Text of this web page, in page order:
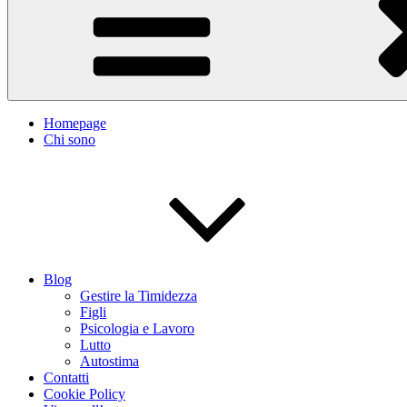
Homepage
Chi sono
Blog
Gestire la Timidezza
Figli
Psicologia e Lavoro
Lutto
Autostima
Contatti
Cookie Policy